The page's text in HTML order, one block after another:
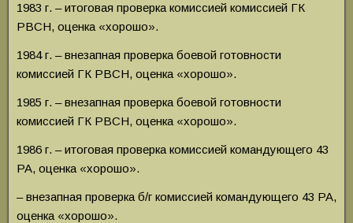
1983 г. – итоговая проверка комиссией комиссией ГК
РВСН, оценка «хорошо».
1984 г. – внезапная проверка боевой готовности
комиссией ГК РВСН, оценка «хорошо».
1985 г. – внезапная проверка боевой готовности
комиссией ГК РВСН, оценка «хорошо».
1986 г. – итоговая проверка комиссией командующего 43
РА, оценка «хорошо».
– внезапная проверка б/г комиссией командующего 43 РА,
оценка «хорошо».